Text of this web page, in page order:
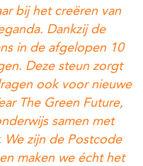
bij het creëren van
Dankzij de
in de afgelopen 10
Deze steun zorgt
ook voor nieuwe
The Green Future,
samen met
We zijn de Postcode
maken we écht het